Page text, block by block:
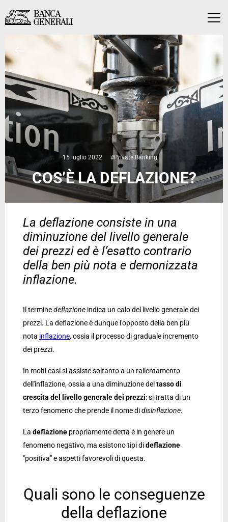
Vai al contenuto principale
Menu
Vai al contenuto principale
15 luglio 2022 #Private Banking
COS’È LA DEFLAZIONE?
La deflazione consiste in una
diminuzione del livello generale
dei prezzi ed è l’esatto contrario
della ben più nota e demonizzata
inflazione.
Il terminedeflazione indica un calo del livello generale dei
prezzi. La deflazione è dunque l'opposto della ben più
nota inflazione, ossia il processo di graduale incremento
dei prezzi.
In molti casi si assiste soltanto a un rallentamento
dell'inflazione, ossia a una diminuzione del tasso di
crescita del livello generale dei prezzi: si tratta di un
terzo fenomeno che prende il nome didisinflazione.
La deflazione propriamente detta è in genere un
fenomeno negativo, ma esistono tipi dideflazione
"positiva" e aspetti favorevoli di questa.
Quali sono le conseguenze
della deflazione